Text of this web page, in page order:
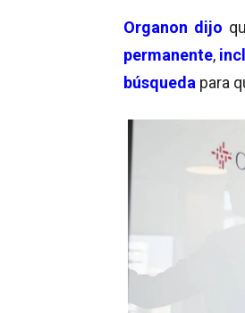
Organon dijo
permanente, i
búsqueda para